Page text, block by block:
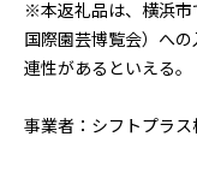
※本返礼品は、横浜市
国際園芸博覧会）へ
連性があるといえる。
事業者：シフトプラス